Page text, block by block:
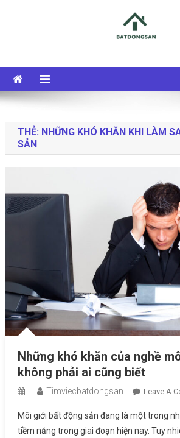
THẺ: NHỮNG KHÓ KHĂN KHI LÀM
SẢN
Những khó khăn của nghề
không phải ai cũng biết
Timviecbatdongsan Leave A
Môi giới bất động sản đang là một trong
tiềm năng trong giai đoạn hiện nay. Tuy